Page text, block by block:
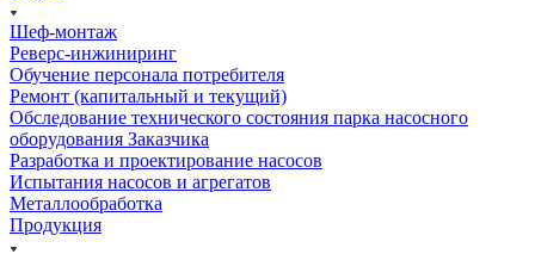
Шеф-монтаж
Реверс-инжиниринг
Обучение персонала потребителя
Ремонт (капитальный и текущий)
Обследование технического состояния парка насосного
оборудования Заказчика
Разработка и проектирование насосов
Испытания насосов и агрегатов
Металлообработка
Продукция